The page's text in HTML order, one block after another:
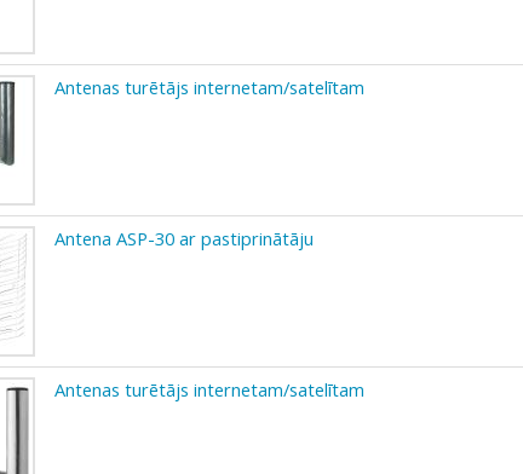
Antenas turētājs internetam/satelītam
Antena ASP-30 ar pastiprinātāju
Antenas turētājs internetam/satelītam